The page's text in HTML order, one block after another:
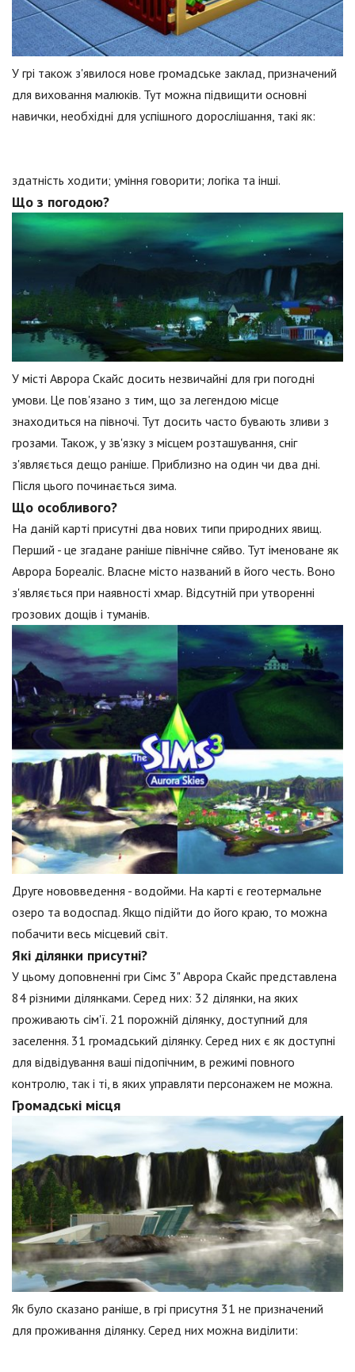
У грі також з'явилося нове громадське заклад, призначений
для виховання малюків. Тут можна підвищити основні
навички, необхідні для успішного дорослішання, такі як:
здатність ходити; уміння говорити; логіка та інші.
Що з погодою?
У місті Аврора Скайс досить незвичайні для гри погодні
умови. Це пов'язано з тим, що за легендою місце
знаходиться на півночі. Тут досить часто бувають зливи з
грозами. Також, у зв'язку з місцем розташування, сніг
з'являється дещо раніше. Приблизно на один чи два дні.
Після цього починається зима.
Що особливого?
На даній карті присутні два нових типи природних явищ.
Перший - це згадане раніше північне сяйво. Тут іменоване як
Аврора Бореаліс. Власне місто названий в його честь. Воно
з'являється при наявності хмар. Відсутній при утворенні
грозових дощів і туманів.
Друге нововведення - водойми. На карті є геотермальне
озеро та водоспад. Якщо підійти до його краю, то можна
побачити весь місцевий світ.
Які ділянки присутні?
У цьому доповненні гри Сімс 3" Аврора Скайс представлена
84 різними ділянками. Серед них: 32 ділянки, на яких
проживають сім'ї. 21 порожній ділянку, доступний для
заселення. 31 громадський ділянку. Серед них є як доступні
для відвідування ваші підопічним, в режимі повного
контролю, так і ті, в яких управляти персонажем не можна.
Громадські місця
Як було сказано раніше, в грі присутня 31 не призначений
для проживання ділянку. Серед них можна виділити: